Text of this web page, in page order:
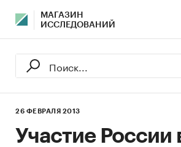
МАГАЗИН
ИССЛЕДОВАНИЙ
26 ФЕВРАЛЯ 2013
Участие России